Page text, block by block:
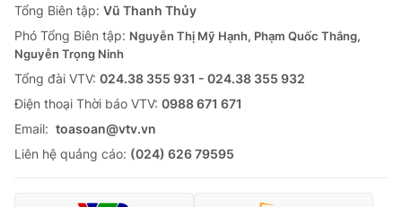
Tổng Biên tập: Vũ Thanh Thủy
Phó Tổng Biên tập: Nguyễn Thị Mỹ Hạnh, Phạm Quốc Thắng,
Nguyễn Trọng Ninh
Tổng đài VTV: 024.38 355 931 - 024.38 355 932
Ðiện thoại Thời báo VTV: 0988 671 671
Email: toasoan@vtv.vn
Liên hệ quảng cáo: (024) 626 79595